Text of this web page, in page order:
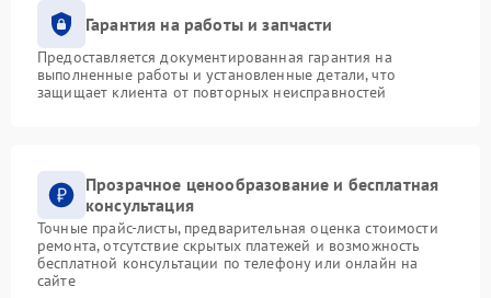
Гарантия на работы и запчасти
Предоставляется документированная гарантия на
выполненные работы и установленные детали, что
защищает клиента от повторных неисправностей
Прозрачное ценообразование и бесплатная
консультация
Точные прайс-листы, предварительная оценка стоимости
ремонта, отсутствие скрытых платежей и возможность
бесплатной консультации по телефону или онлайн на
сайте